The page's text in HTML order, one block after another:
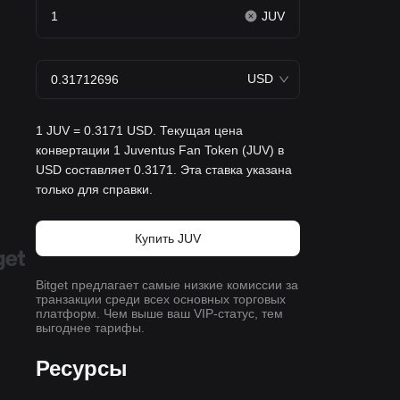
JUV
USD
1 JUV = 0.3171 USD. Текущая цена
конвертации 1 Juventus Fan Token (JUV) в
USD составляет 0.3171. Эта ставка указана
только для справки.
Купить JUV
Bitget предлагает самые низкие комиссии за
транзакции среди всех основных торговых
платформ. Чем выше ваш VIP-статус, тем
выгоднее тарифы.
Ресурсы